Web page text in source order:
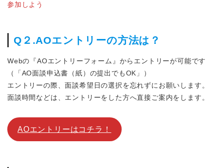
参加しよう
Q２.AOエントリーの方法は？
Webの『AOエントリーフォーム』からエントリーが可能です
（「AO面談申込書（紙）の提出でもOK」）
エントリーの際、面談希望日の選択を忘れずにお願いします。
面談時間などは、エントリーをした方へ直接ご案内をします。
AOエントリーはコチラ！